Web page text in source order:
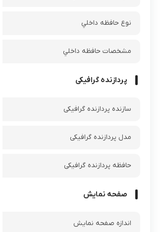
نوع حافظه داخلي
مشخصات حافظه داخلي
پردازنده گرافیکی
سازنده پردازنده گرافیکی
مدل پردازنده گرافیکی
حافظه پردازنده گرافیکی
صفحه نمایش
اندازه صفحه نمایش